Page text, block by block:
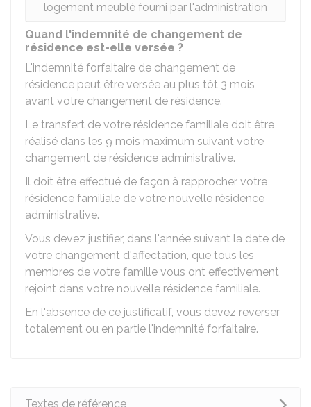
logement meublé fourni par l'administration
Quand l'indemnité de changement de
résidence est-elle versée ?
L'indemnité forfaitaire de changement de
résidence peut être versée au plus tôt 3 mois
avant votre changement de résidence.
Le transfert de votre résidence familiale doit être
réalisé dans les 9 mois maximum suivant votre
changement de résidence administrative.
Il doit être effectué de façon à rapprocher votre
résidence familiale de votre nouvelle résidence
administrative.
Vous devez justifier, dans l'année suivant la date de
votre changement d'affectation, que tous les
membres de votre famille vous ont effectivement
rejoint dans votre nouvelle résidence familiale.
En l'absence de ce justificatif, vous devez reverser
totalement ou en partie l'indemnité forfaitaire.
Textes de référence